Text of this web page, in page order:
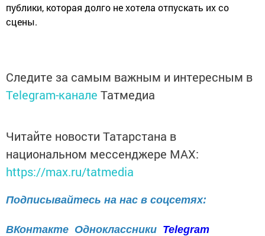
публики, которая долго не хотела отпускать их со
сцены.
Следите за самым важным и интересным в
Telegram-канале Татмедиа
Читайте новости Татарстана в
национальном мессенджере MАХ:
https://max.ru/tatmedia
Подписывайтесь на нас в соцсетях:
ВКонтакте Одноклассники Telegram